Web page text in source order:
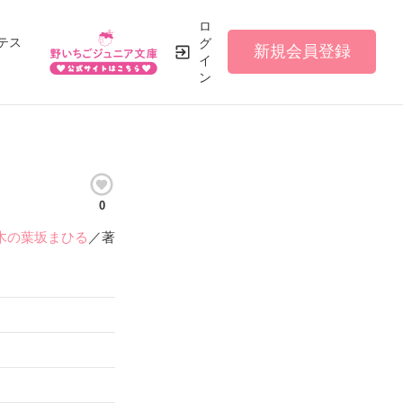
ス
ロ
グ
イ
ン
新規会員登録
0
の葉坂まひる ／著